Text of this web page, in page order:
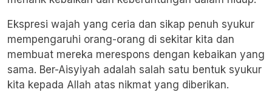
Ekspresi wajah yang ceria dan sikap penuh syukur
mempengaruhi orang-orang di sekitar kita dan
membuat mereka merespons dengan kebaikan yang
sama. Ber-Aisyiyah adalah salah satu bentuk syukur
kita kepada Allah atas nikmat yang diberikan.